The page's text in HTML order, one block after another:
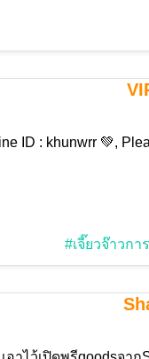
ID : khunwrr 💚,
#เจี๊ยวจ๊าวกา